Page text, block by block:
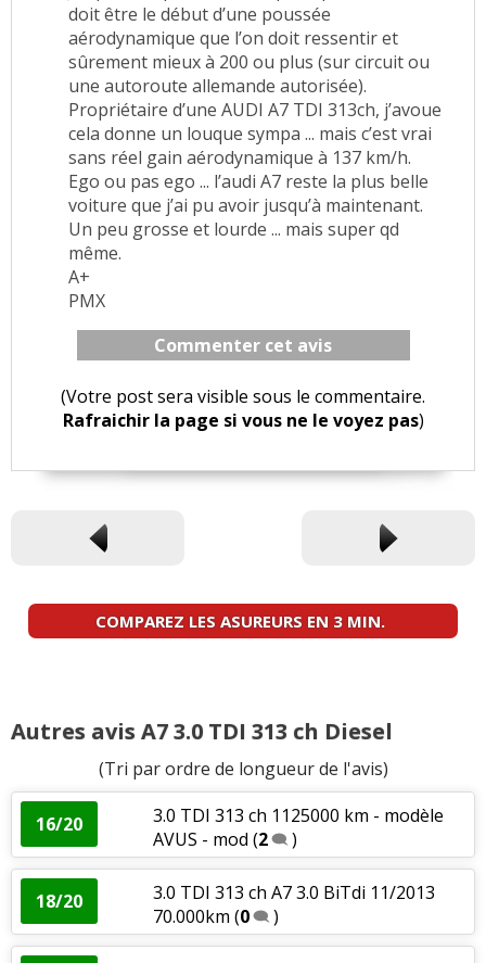
doit être le début d’une poussée
aérodynamique que l’on doit ressentir et
sûrement mieux à 200 ou plus (sur circuit ou
une autoroute allemande autorisée).
Propriétaire d’une AUDI A7 TDI 313ch, j’avoue
cela donne un louque sympa ... mais c’est vrai
sans réel gain aérodynamique à 137 km/h.
Ego ou pas ego ... l’audi A7 reste la plus belle
voiture que j’ai pu avoir jusqu’à maintenant.
Un peu grosse et lourde ... mais super qd
même.
A+
PMX
Commenter cet avis
(Votre post sera visible sous le commentaire.
Rafraichir la page si vous ne le voyez pas)
COMPAREZ LES ASUREURS EN 3 MIN.
Autres avis A7 3.0 TDI 313 ch Diesel
(Tri par ordre de longueur de l'avis)
16/20
3.0 TDI 313 ch 1125000 km - modèle
AVUS - mod (2 )
18/20
3.0 TDI 313 ch A7 3.0 BiTdi 11/2013
70.000km (0 )